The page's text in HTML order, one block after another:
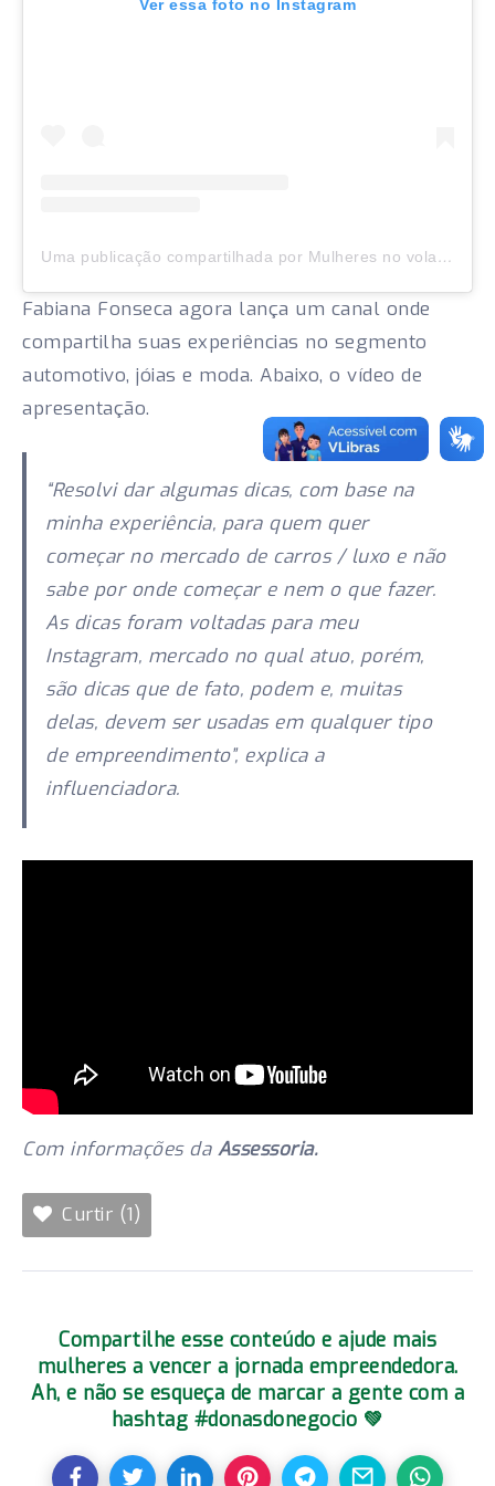
Ver essa foto no Instagram
Uma publicação compartilhada por Mulheres no volante, SIM! | Carros (@fabifonseca_unimoda)
Fabiana Fonseca agora lança um canal onde
compartilha suas experiências no segmento
automotivo, jóias e moda. Abaixo, o vídeo de
apresentação.
“Resolvi dar algumas dicas, com base na
minha experiência, para quem quer
começar no mercado de carros / luxo e não
sabe por onde começar e nem o que fazer.
As dicas foram voltadas para meu
Instagram, mercado no qual atuo, porém,
são dicas que de fato, podem e, muitas
delas, devem ser usadas em qualquer tipo
de empreendimento”, explica a
influenciadora.
Com informações da Assessoria.
Curtir (1)
Compartilhe esse conteúdo e ajude mais
mulheres a vencer a jornada empreendedora.
Ah, e não se esqueça de marcar a gente com a
hashtag #donasdonegocio 💚